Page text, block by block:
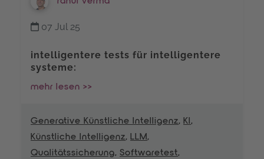
07 Jul 25
intelligentere tests für intelligentere
systeme:
mehr lesen >>
Generative Künstliche Intelligenz, KI,
Künstliche Intelligenz, LLM,
Qualitätssicherung, Softwaretest,